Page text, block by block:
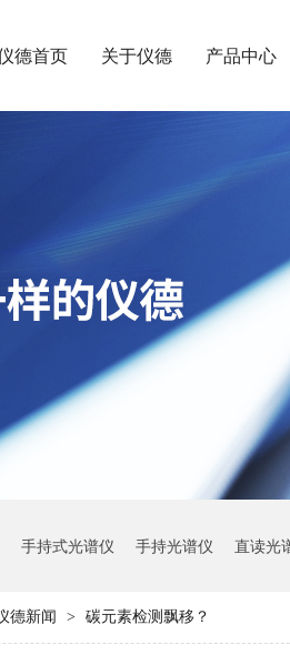
德首页 关于仪德 产品中心
手持式光谱仪 手持光谱仪 直读光
德新闻 > 碳元素检测飘移？